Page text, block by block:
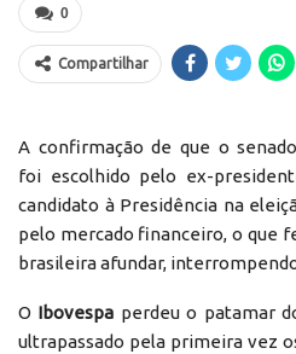
0
Compartilhar
A confirmação de que o
foi escolhido pelo ex-
candidato à Presidência na
pelo mercado financeiro, o que
brasileira afundar,
O Ibovespa perdeu o patamar
ultrapassado pela primeira vez